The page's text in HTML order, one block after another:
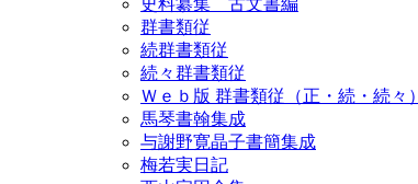
史料纂集 古文書編
群書類従
続群書類従
続々群書類従
Ｗｅｂ版 群書類従（正・続・続々）
馬琴書翰集成
与謝野寛晶子書簡集成
梅若実日記